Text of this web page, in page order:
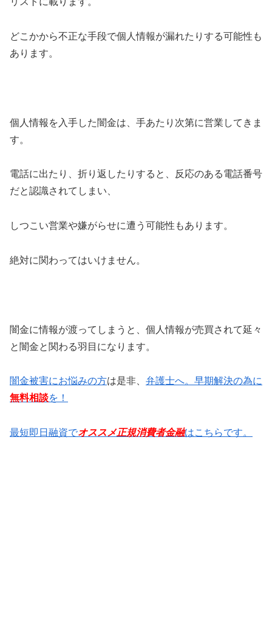
どこかから不正な手段で個人情報が漏れたりする可能性も
あります。
個人情報を入手した闇金は、手あたり次第に営業してきま
す。
電話に出たり、折り返したりすると、反応のある電話番号
だと認識されてしまい、
しつこい営業や嫌がらせに遭う可能性もあります。
絶対に関わってはいけません。
闇金に情報が渡ってしまうと、個人情報が売買されて延々
と闇金と関わる羽目になります。
闇金被害にお悩みの方は是非、 弁護士へ。早期解決の為に
無料相談を！
最短即日融資でオススメ正規消費者金融はこちらです。